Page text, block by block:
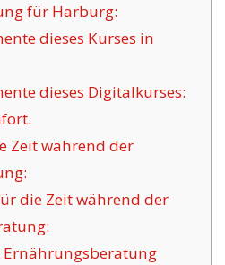
für Harburg:
dieses Kurses in
dieses Digitalkurses:
Zeit während der
die Zeit während der